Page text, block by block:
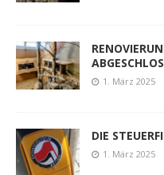
1. März 2025
DIE
1. März 2025